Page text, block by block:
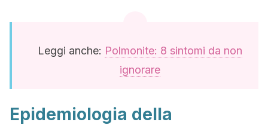
Leggi anche: Polmonite: 8 sintomi da non
ignorare
Epidemiologia della